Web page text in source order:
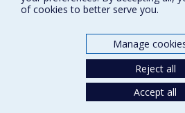
of cookies to better serve you.
Manage
Reject all
Accept all